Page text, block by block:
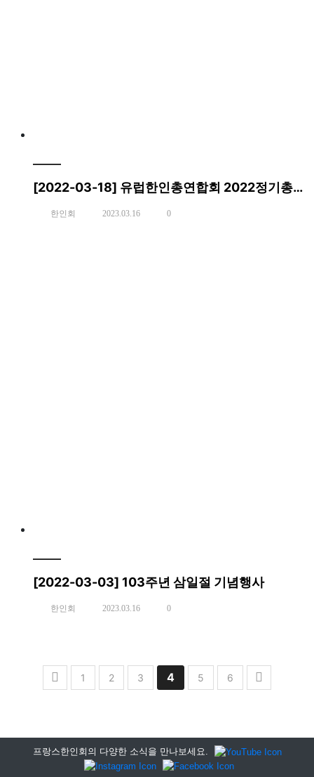
[2022-03-18] 유럽한인총연합회 2022정기총회
한인회 2023.03.16 0
[2022-03-03] 103주년 삼일절 기념행사
한인회 2023.03.16 0
1 2 3 4 5 6
프랑스한인회의 다양한 소식을 만나보세요.